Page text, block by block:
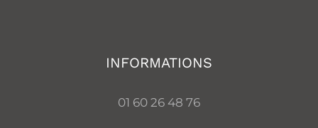
INFORMATIONS
01 60 26 48 76